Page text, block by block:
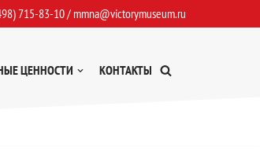
715-83-10/ mmna@victorymuseum.ru
ЦЕННОСТИ КОНТАКТЫ